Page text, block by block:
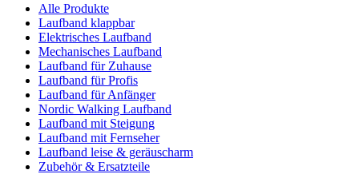
Alle Produkte
Laufband klappbar
Elektrisches Laufband
Mechanisches Laufband
Laufband für Zuhause
Laufband für Profis
Laufband für Anfänger
Nordic Walking Laufband
Laufband mit Steigung
Laufband mit Fernseher
Laufband leise & geräuscharm
Zubehör & Ersatzteile